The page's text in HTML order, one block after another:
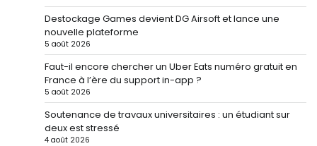
Destockage Games devient DG Airsoft et lance une
nouvelle plateforme
5 août 2026
Faut-il encore chercher un Uber Eats numéro gratuit en
France à l’ère du support in-app ?
5 août 2026
Soutenance de travaux universitaires : un étudiant sur
deux est stressé
4 août 2026